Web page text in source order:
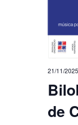
de
21/11/